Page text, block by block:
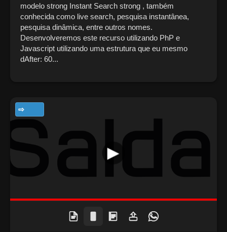
modelo strong Instant Search strong , também
conhecida como live search, pesquisa instantânea,
pesquisa dinâmica, entre outros nomes.
Desenvolveremos este recurso utilizando PhP e
Javascript utilizando uma estrutura que eu mesmo
dAfter: 60...
TECNOLOGIA